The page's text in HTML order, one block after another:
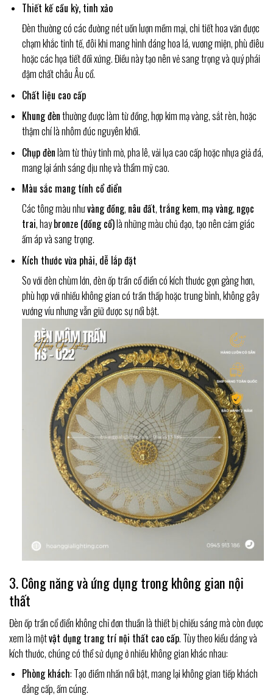
Thiết kế cầu kỳ, tinh xảo
Đèn thường có các đường nét uốn lượn mềm mại, chi tiết hoa văn được
chạm khắc tinh tế, đôi khi mang hình dáng hoa lá, vương miện, phù điêu
hoặc các họa tiết đối xứng. Điều này tạo nên vẻ sang trọng và quý phái
đậm chất châu Âu cổ.
Chất liệu cao cấp
Khung đènthường được làm từ đồng, hợp kim mạ vàng, sắt rèn, hoặc
thậm chí là nhôm đúc nguyên khối.
Chụp đènlàm từ thủy tinh mờ, pha lê, vải lụa cao cấp hoặc nhựa giả đá,
mang lại ánh sáng dịu nhẹ và thẩm mỹ cao.
Màu sắc mang tính cổ điển
Các tông màu nhưvàng đồng, nâu đất, trắng kem, mạ vàng, ngọc
trai, haybronze (đồng cổ)là những màu chủ đạo, tạo nên cảm giác
ấm áp và sang trọng.
Kích thước vừa phải, dễ lắp đặt
So với đèn chùm lớn, đèn ốp trần cổ điển có kích thước gọn gàng hơn,
phù hợp với nhiều không gian có trần thấp hoặc trung bình, không gây
vướng víu nhưng vẫn giữ được sự nổi bật.
3. Công năng và ứng dụng trong không gian nội
thất
Đèn ốp trần cổ điển không chỉ đơn thuần là thiết bị chiếu sáng mà còn được
xem là mộtvật dụng trang trí nội thất cao cấp. Tùy theo kiểu dáng và
kích thước, chúng có thể sử dụng ở nhiều không gian khác nhau:
Phòng khách: Tạo điểm nhấn nổi bật, mang lại không gian tiếp khách
đẳng cấp, ấm cúng.